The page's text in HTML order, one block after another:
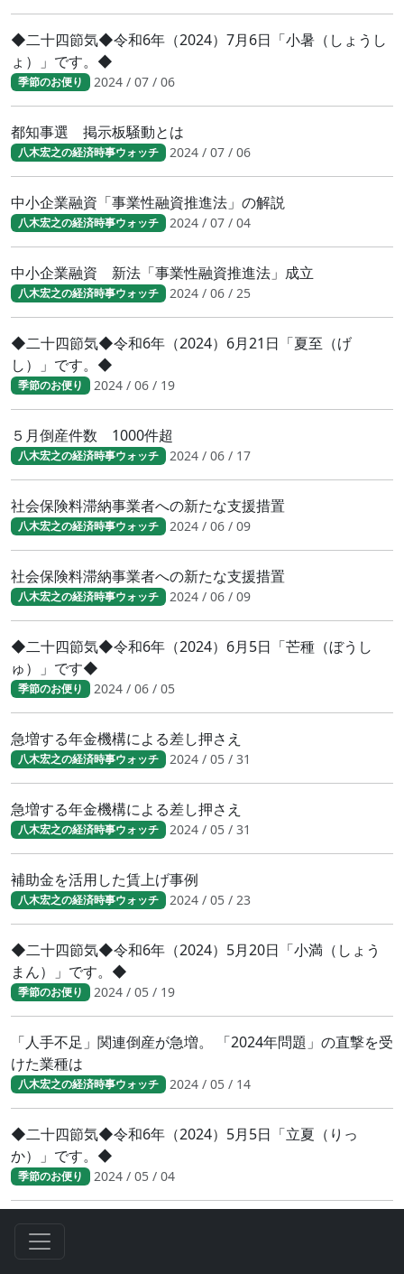
◆二十四節気◆令和6年（2024）7月6日「小暑（しょうし
ょ）」です。◆
季節のお便り 2024 / 07 / 06
都知事選 掲示板騒動とは
八木宏之の経済時事ウォッチ 2024 / 07 / 06
中小企業融資「事業性融資推進法」の解説
八木宏之の経済時事ウォッチ 2024 / 07 / 04
中小企業融資 新法「事業性融資推進法」成立
八木宏之の経済時事ウォッチ 2024 / 06 / 25
◆二十四節気◆令和6年（2024）6月21日「夏至（げ
し）」です。◆
季節のお便り 2024 / 06 / 19
５月倒産件数 1000件超
八木宏之の経済時事ウォッチ 2024 / 06 / 17
社会保険料滞納事業者への新たな支援措置
八木宏之の経済時事ウォッチ 2024 / 06 / 09
社会保険料滞納事業者への新たな支援措置
八木宏之の経済時事ウォッチ 2024 / 06 / 09
◆二十四節気◆令和6年（2024）6月5日「芒種（ぼうし
ゅ）」です◆
季節のお便り 2024 / 06 / 05
急増する年金機構による差し押さえ
八木宏之の経済時事ウォッチ 2024 / 05 / 31
急増する年金機構による差し押さえ
八木宏之の経済時事ウォッチ 2024 / 05 / 31
補助金を活用した賃上げ事例
八木宏之の経済時事ウォッチ 2024 / 05 / 23
◆二十四節気◆令和6年（2024）5月20日「小満（しょう
まん）」です。◆
季節のお便り 2024 / 05 / 19
「人手不足」関連倒産が急増。 「2024年問題」の直撃を受
けた業種は
八木宏之の経済時事ウォッチ 2024 / 05 / 14
◆二十四節気◆令和6年（2024）5月5日「立夏（りっ
か）」です。◆
季節のお便り 2024 / 05 / 04
八木宏之の経済時事ウォッチ